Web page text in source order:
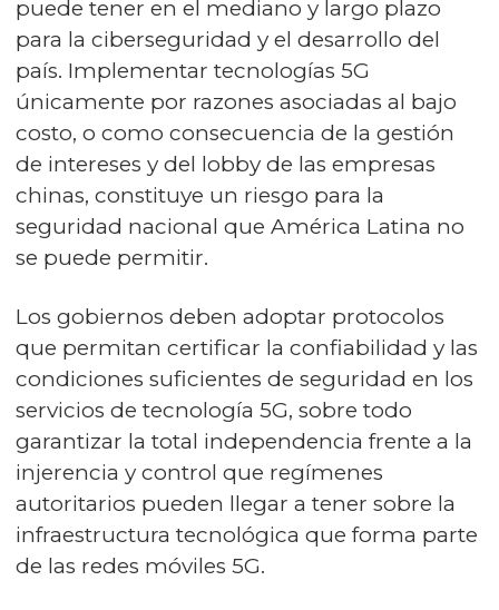
puede tener en el mediano y largo plazo
para la ciberseguridad y el desarrollo del
país. Implementar tecnologías 5G
únicamente por razones asociadas al bajo
costo, o como consecuencia de la gestión
de intereses y del lobby de las empresas
chinas, constituye un riesgo para la
seguridad nacional que América Latina no
se puede permitir.
Los gobiernos deben adoptar protocolos
que permitan certificar la confiabilidad y las
condiciones suficientes de seguridad en los
servicios de tecnología 5G, sobre todo
garantizar la total independencia frente a la
injerencia y control que regímenes
autoritarios pueden llegar a tener sobre la
infraestructura tecnológica que forma parte
de las redes móviles 5G.